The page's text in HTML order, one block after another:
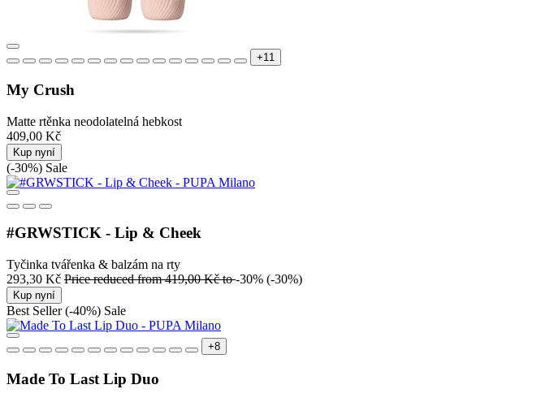
+11
My Crush
Matte rtěnka neodolatelná hebkost
409,00 Kč
Kup nyní
(-30%) Sale
#GRWSTICK - Lip & Cheek
Tyčinka tvářenka & balzám na rty
293,30 Kč Price reduced from419,00 Kčto-30% (-30%)
Kup nyní
Best Seller(-40%) Sale
+8
Made To Last Lip Duo